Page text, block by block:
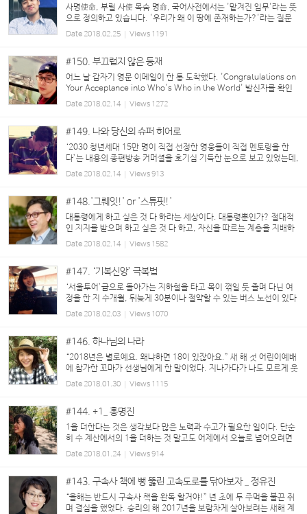
사명使命, 부릴 사使 목숨 명命, 국어사전에서는 '맡겨진 임무'라는 뜻
으로 정의하고 있습니다. '우리가 왜 이 땅에 존재하는가?'라는 질문
에 대한 답과 존재 이유를 설명 할 수 있는 단어인 셈입니다. 아마도 이
사명이 가장 중요시되는 직업은 ...
Date2018.02.25 Views 1191
#150. 부끄럽지 않은 등재
어느 날 갑자기 영문 이메일이 한 통 도착했다. 'Congratulations on
Your Acceptance into Who's Who in the World' 발신자를 확인
해보니 ‘마르퀴즈 후즈 후’라는 곳인데, 나를 2018년도 인명사전에 등
재하고자 노미네이트 했고 인명사전에 올리기 전...
Date2018.02.14 Views 1272
#149. 나와 당신의 슈퍼 히어로
‘2030 청년세대 15만 명이 직접 선정한 영웅들이 직접 멘토링을 한
다’는 내용의 종편방송 커머셜을 호기심 기득한 눈으로 보고 있었는데,
쟁쟁한 인물(‘영웅’들이라 해야겠습니다만)들이 출연하는 포럼에서
그들의 성공스토리를 공유하고 피와 살이 되는...
Date2018.02.14 Views913
#148.'그뤠잇!' or '스튜핏!'
대통령에게 하고 싶은 것 다 하라는 세상이다. 대통령뿐인가? 절대적
인 지지를 받으며 하고 싶은 것 다 하고, 자신을 따르는 계층을 지배하
는 존재는 다양하다. 아이들에게 뽀통령이라 불리는 ‘뽀로로’가 있다.
요즘 초통령(초등학생 대통령)은 ‘워너원’,...
Date2018.02.14 Views 1582
#147. ‘기복신앙’ 극복법
‘서울투어’급으로 돌아가는 지하철을 타고 목이 꺾일 듯 졸며 다닌 여
정을 한 지 수개월, 뒤늦게 30분이나 절약할 수 있는 버스 노선이 있다
는 것을 알았다. 자주 이용하는 유형의 버스가 아니어서 정말 몰랐다.
괜히 억울하기까지 했던 것은 필요 이상으로...
Date2018.02.03 Views 1070
#146. 하나님의 나라
“2018년은 별로예요. 왜냐하면 18이 있잖아요.” 새 해 첫 어린이예배
에 참가한 꼬마가 선생님에게 한 말이었다. 지나가다가 나도 모르게 웃
었다. 그럴 수 있겠다. 다른 사람들도 올 한해 안 좋은 일이 생기면 다
들 같은 핑계를 대겠구나. 나 역시 17이...
Date2018.01.30 Views 1115
#144. +1_ 홍명진
1을 더한다는 것은 생각보다 많은 노력과 수고가 필요한 일이다. 단순
히 수 계산에서의 1을 더하는 것 말고도 어제에서 오늘로 넘어오려면
24시간이 필요하고, 1월에서 2월로 넘어가려면 30일이라는 시간이
필요하고, 2016년에서 2017년으로 넘어오는데도 12...
Date2018.01.24 Views914
#143. 구속사 책에 뻥 뚫린 고속도로를 닦아보자 _ 정유진
“올해는 반드시 구속사 책을 완독 할거야!” 년 초에 두 주먹을 불끈 쥐
며 결심을 했었다. 승리의 해 2017년을 보람차게 살아보려는 새해 계